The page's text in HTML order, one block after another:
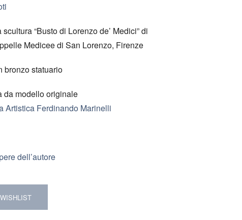
“Busto di Lorenzo de’ Medici” di
Medicee di San Lorenzo, Firenze
bronzo statuario
da modello originale
Artistica Ferdinando Marinelli
dell’autore